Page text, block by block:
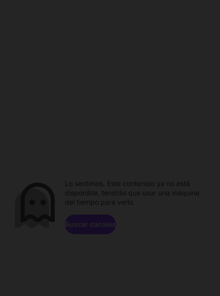
Lo sentimos. Este contenido ya no está
disponible, tendrás que usar una máquina
del tiempo para verlo.
Buscar canales